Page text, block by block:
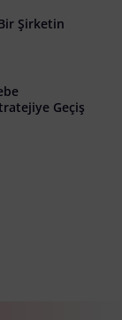
Şirketin
Geçiş